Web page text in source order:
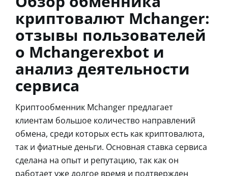
криптовалют Mchanger:
отзывы пользователей
о Mchangerexbot и
анализ деятельности
сервиса
Криптообменник Mchanger предлагает
клиентам большое количество направлений
обмена, среди которых есть как криптовалюта,
так и фиатные деньги. Основная ставка сервиса
сделана на опыт и репутацию, так как он
работает уже долгое время и подтвержден